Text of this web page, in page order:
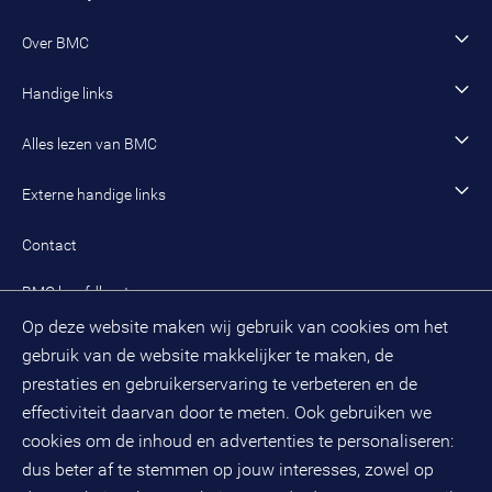
Op deze website maken wij gebruik van cookies om het
gebruik van de website makkelijker te maken, de
prestaties en gebruikerservaring te verbeteren en de
effectiviteit daarvan door te meten. Ook gebruiken we
cookies om de inhoud en advertenties te personaliseren:
dus beter af te stemmen op jouw interesses, zowel op
Wonen en woningcorporaties
Werving en selectie
Opleidingen
Werken als adviseur
Werken als managing consultant
Ons werk
Onze cultuur en organisatie
Over BMC
Onze organisatie
Handige links
Algemeen contact
Inloggen mijn BMC
Meest gestelde vragen mijn BMC
Evenementen
Alles lezen van BMC
Alle artikelen
Externe handige links
Public spirit
Contact
BMC hoofdkantoor
(033) 496 52 00
Databankweg 26 D
3821 ALAmersfoort
Postbus 490
3800 AL Amersfoort
KvK-nummer: 32078667